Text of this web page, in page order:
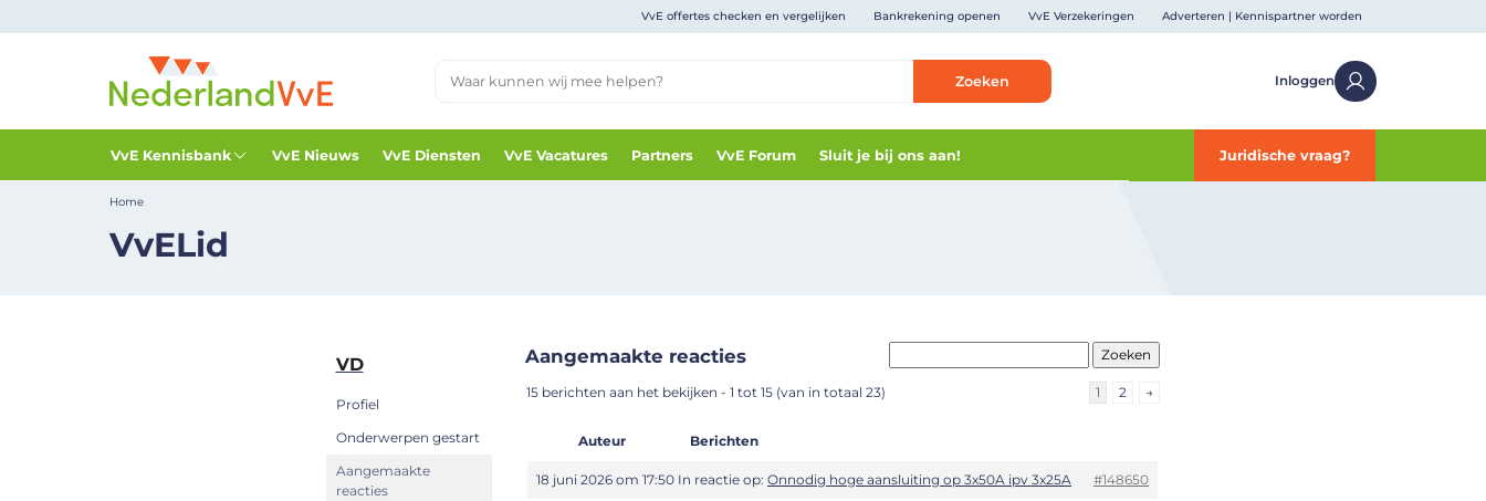
VvE offertes checken en vergelijken Bankrekening openen VvE Verzekeringen Adverteren | Kennispartner worden
Zoeken Inloggen
VvE Kennisbank VvE Nieuws VvE Diensten VvE Vacatures Partners VvE Forum Sluit je bij ons aan! Juridische vraag?
Home
VvELid
VD
Profiel
Onderwerpen gestart
Aangemaakte
reacties
Aangemaakte reacties
15 berichten aan het bekijken - 1 tot 15 (van in totaal 23) 1 2 →
Auteur Berichten
18 juni 2026 om 17:50 In reactie op: Onnodig hoge aansluiting op 3x50A ipv 3x25A #148650